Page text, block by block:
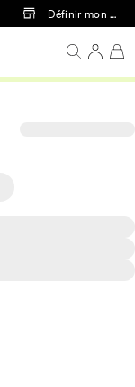
contenu principal
Définir mon